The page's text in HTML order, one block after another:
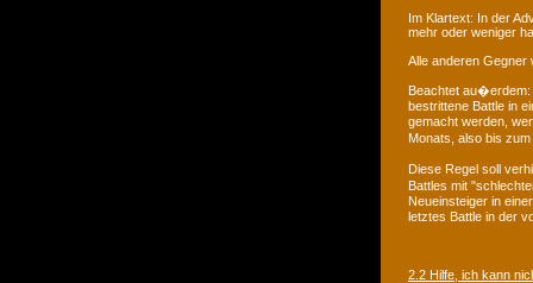
Im Klartext: In der
mehr oder weniger
Alle anderen Gegner
Beachtet au�erdem:
bestrittene Battle in
gemacht werden,
Monats, also bis
Diese Regel soll
Battles mit
Neueinsteiger in
letztes Battle in der
2.2 Hilfe, ich kann